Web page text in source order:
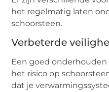
het regelmatig laten
schoorsteen.
Verbeterde
Een goed
het risico op
dat je